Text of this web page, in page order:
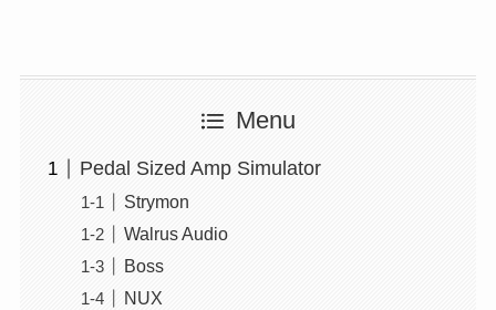
Menu
Pedal Sized Amp Simulator
Strymon
Walrus Audio
Boss
NUX